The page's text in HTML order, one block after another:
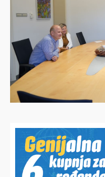
HALO,
PODRAVSKI!
Imate priču, vijest, fotku